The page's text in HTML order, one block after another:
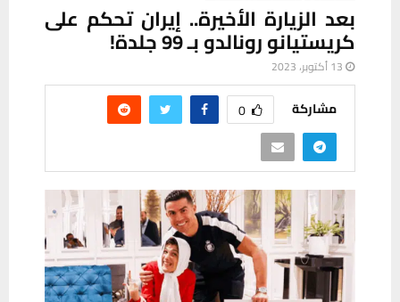
بعد الزيارة الأخيرة.. إيران تحكم على
كريستيانو رونالدو بـ 99 جلدة!
13 أكتوبر، 2023
مشاركة 0